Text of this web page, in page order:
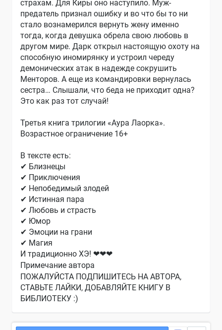
страхам. Для Киры оно наступило. Муж-
предатель признал ошибку и во что бы то ни
стало вознамерился вернуть жену именно
тогда, когда девушка обрела свою любовь в
другом мире. Дарк открыл настоящую охоту на
способную иномирянку и устроил череду
демонических атак в надежде сокрушить
Менторов. А еще из командировки вернулась
сестра… Слышали, что беда не приходит одна?
Это как раз тот случай!
Третья книга трилогии «Аура Лаорка».
Возрастное ограничение 16+
В тексте есть:
✔ Близнецы
✔ Приключения
✔ Непобедимый злодей
✔ Истинная пара
✔ Любовь и страсть
✔ Юмор
✔ Эмоции на грани
✔ Магия
И традиционно ХЭ! ❤❤❤
Примечание автора
ПОЖАЛУЙСТА ПОДПИШИТЕСЬ НА АВТОРА,
СТАВЬТЕ ЛАЙКИ, ДОБАВЛЯЙТЕ КНИГУ В
БИБЛИОТЕКУ :)